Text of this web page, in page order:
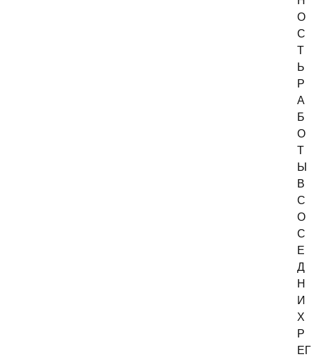
О
С
Т
Ь
Р
А
Б
О
Т
Ы
В
С
О
С
Е
Д
Н
И
Х
Р
ЕГ